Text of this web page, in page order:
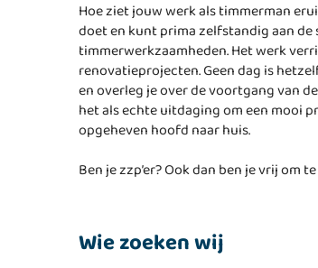
Hoe ziet jouw werk als timmerman
doet en kunt prima zelfstandig aan
timmerwerkzaamheden. Het werk
renovatieprojecten. Geen dag is
en overleg je over de voortgang van
het als echte uitdaging om een mooi
opgeheven hoofd naar huis.
Ben je zzp’er? Ook dan ben je vrij om
Wie zoeken wij